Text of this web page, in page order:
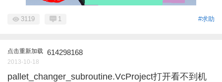
#求助
3119 1
点击重新加载 614298168
2013-10-18
pallet_changer_subroutine.VcProject打开看不到机